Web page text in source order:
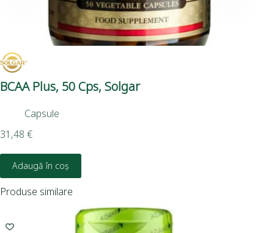
BCAA Plus, 50 Cps, Solgar
Capsule
31,48 €
Adaugă în coș
Produse similare